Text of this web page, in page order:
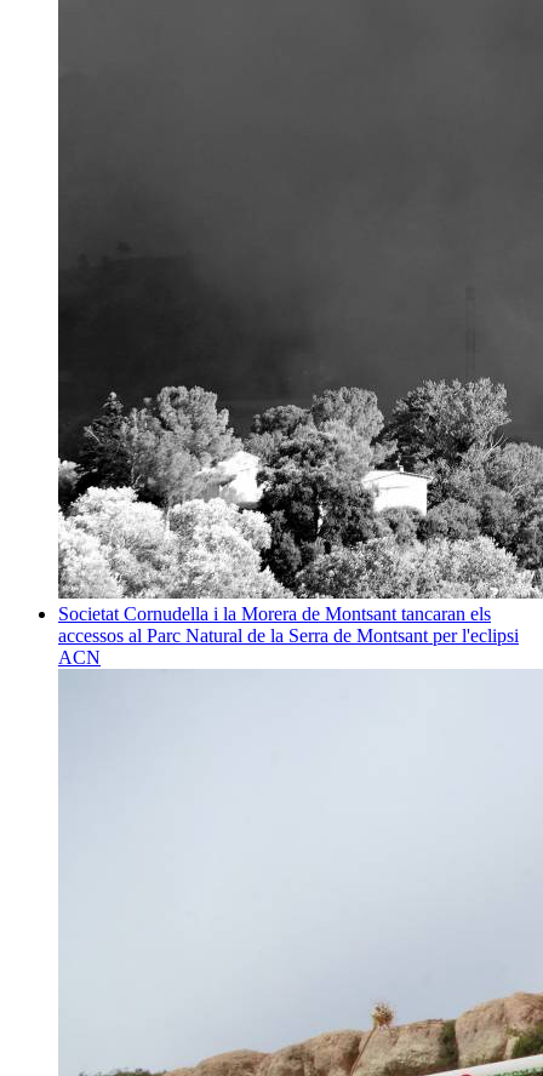
Societat Cornudella i la Morera de Montsant tancaran els
accessos al Parc Natural de la Serra de Montsant per l'eclipsi
ACN